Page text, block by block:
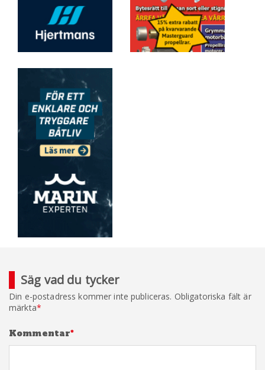
Säg vad du tycker
Din e-postadress kommer inte publiceras. Obligatoriska fält är
märkta*
Kommentar*